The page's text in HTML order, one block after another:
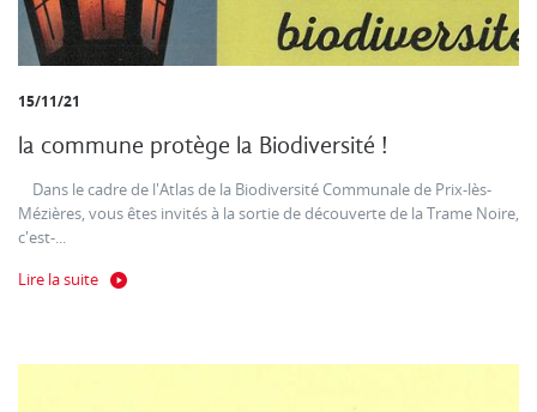
15/11/21
la commune protège la Biodiversité !
Dans le cadre de l'Atlas de la Biodiversité Communale de Prix-lès-
Mézières, vous êtes invités à la sortie de découverte de la Trame Noire,
c'est-...
Lire la suite